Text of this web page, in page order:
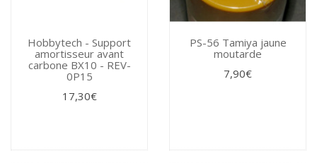
Hobbytech - Support
amortisseur avant
carbone BX10 - REV-
0P15
17,30€
PS-56 Tamiya jaune
moutarde
7,90€